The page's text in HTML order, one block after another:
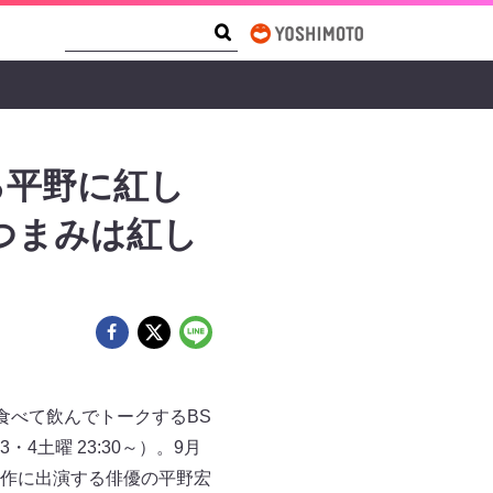
野に紅し
まみは紅し
べて飲んでトークするBS
4土曜 23:30～）。9月
に出演する俳優の平野宏